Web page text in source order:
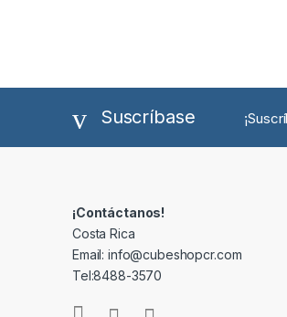
Suscríbase
¡Contáctanos!
Costa Rica
Email: info@cubeshopcr.com
Tel:8488-3570